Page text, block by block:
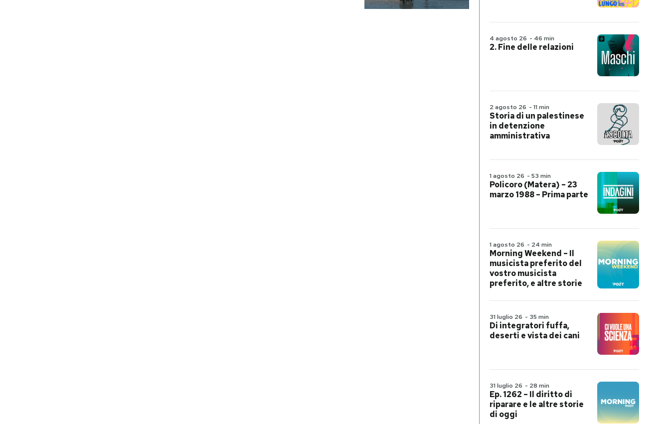
4 agosto 26 - 46 min
2. Fine delle relazioni
2 agosto 26 - 11 min
Storia di un palestinese
in detenzione
amministrativa
1 agosto 26 - 53 min
Policoro (Matera) – 23
marzo 1988 – Prima parte
1 agosto 26 - 24 min
Morning Weekend – Il
musicista preferito del
vostro musicista
preferito, e altre storie
31 luglio 26 - 35 min
Di integratori fuffa,
deserti e vista dei cani
31 luglio 26 - 28 min
Ep. 1262 – Il diritto di
riparare e le altre storie
di oggi